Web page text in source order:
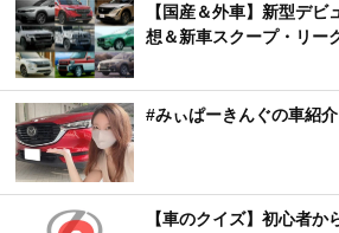
【国産＆外車】新型デ
想＆新車スクープ・リー
#みぃぱーきんぐの車紹
【車のクイズ】初心者か